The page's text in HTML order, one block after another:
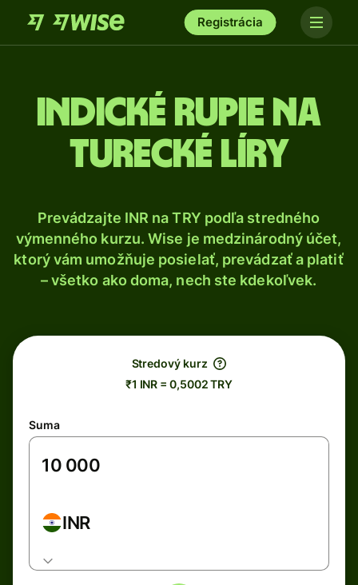
Registrácia
Indické rupie na
turecké líry
Prevádzajte INR na TRY podľa stredného
výmenného kurzu. Wise je medzinárodný účet,
ktorý vám umožňuje posielať, prevádzať a platiť
– všetko ako doma, nech ste kdekoľvek.
Stredový kurz
₹1 INR = 0,5002 TRY
Suma
INR